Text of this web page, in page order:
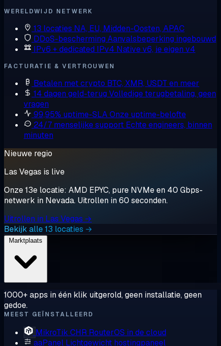
WERELDWIJD NETWERK
13 locaties NA, EU, Midden-Oosten, APAC
DDoS-bescherming Aanvalsbeperking ingebouwd
IPv6 + dedicated IPv4 Native v6, je eigen v4
FACTURATIE & VERTROUWEN
Betalen met crypto BTC, XMR, USDT en meer
14 dagen geld-terug Volledige terugbetaling, geen
vragen
99,95% uptime-SLAOnze uptime-belofte
24/7 menselijke support Echte engineers, binnen
minuten
Nieuwe regio
Las Vegas is live
Onze 13e locatie: AMD EPYC, pure NVMe en 40 Gbps-
netwerk in Nevada. Uitrollen in 60 seconden.
Uitrollen in Las Vegas →
Bekijk alle 13 locaties →
1000+ apps in één klik uitgerold, geen installatie, geen
gedoe.
MEEST GEÏNSTALLEERD
MikroTik CHR RouterOS in de cloud
aaPanel Lichtgewicht hostingpaneel